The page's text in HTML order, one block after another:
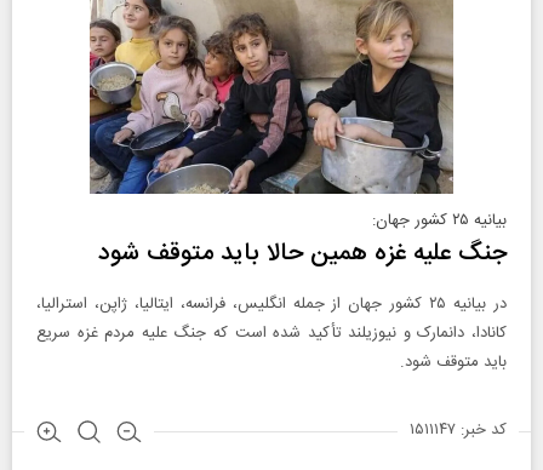
بیانیه ۲۵ کشور جهان:
جنگ علیه غزه همین حالا باید متوقف شود
در بیانیه ۲۵ کشور جهان از جمله انگلیس، فرانسه، ایتالیا، ژاپن، استرالیا،
کانادا، دانمارک و نیوزیلند تأکید شده است که جنگ علیه مردم غزه سریع
باید متوقف شود.
کد خبر: ۱۵۱۱۱۴۷